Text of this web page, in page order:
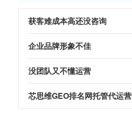
获客难成本高还没咨询
企业品牌形象不佳
没团队又不懂运营
芯思维GEO排名网托管代运营